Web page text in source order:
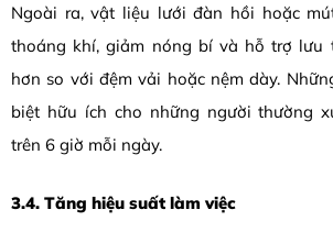
Ngoài ra, vật liệu lưới đàn hồi hoặc
thoáng khí, giảm nóng bí và hỗ trợ lưu
hơn so với đệm vải hoặc nệm dày.
biệt hữu ích cho những người thường
trên 6 giờ mỗi ngày.
3.4. Tăng hiệu suất làm việc